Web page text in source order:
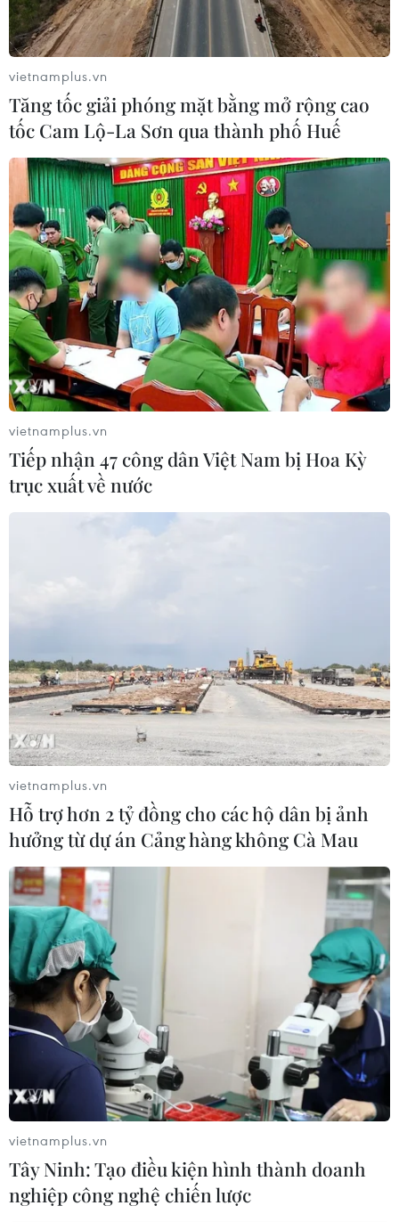
Quảng Trị: Mùa mưa lũ cận kề,
thường trực nỗi lo bờ sông 'nuốt' đất
06/08/2026 05:14
Mưa dông khiến hàng chục
chuyến bay tới Nội Bài không thể hạ
cánh
06/08/2026 04:37
Cảnh báo lũ quét, sạt lở đất ở 8 tỉnh
khu vực Bắc Bộ và Thanh Hóa
06/08/2026 03:47
Mưa lớn kéo dài gây thiệt hại khoảng
15 tỷ đồng tại Tuyên Quang
06/08/2026 03:03
vietnamplus.vn
Tăng tốc giải phóng mặt bằng mở rộng cao
tốc Cam Lộ-La Sơn qua thành phố Huế
vietnamplus.vn
Tiếp nhận 47 công dân Việt Nam bị Hoa Kỳ
trục xuất về nước
vietnamplus.vn
Hỗ trợ hơn 2 tỷ đồng cho các hộ dân bị ảnh
hưởng từ dự án Cảng hàng không Cà Mau
vietnamplus.vn
Tây Ninh: Tạo điều kiện hình thành doanh
nghiệp công nghệ chiến lược